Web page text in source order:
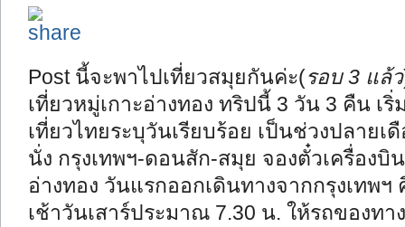
Post นี้จะพาไปเที่ยวสมุยกันค่ะ(รอบ 3 แล้ว
เที่ยวหมู่เกาะอ่างทอง ทริปนี้ 3 วัน 3 คืน เ
เที่ยวไทยระบุวันเรียบร้อย เป็นช่วงปลาย
นั่ง กรุงเทพฯ-ดอนสัก-สมุย จองตั๋วเครื่องบิ
อ่างทอง วันแรกออกเดินทางจากกรุงเทพ
เช้าวันเสาร์ประมาณ 7.30 น. ให้รถของทา